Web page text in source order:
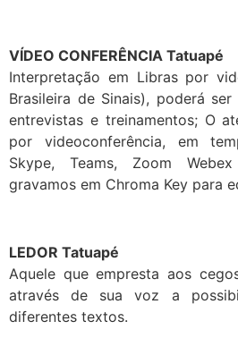
VÍDEO CONFERÊNCIA Tatuapé
Interpretação em Libras por
Brasileira de Sinais), poderá
entrevistas e treinamentos; O
por videoconferência, em
Skype, Teams, Zoom
gravamos em Chroma Key para
LEDOR Tatuapé
Aquele que empresta aos
através de sua voz a
diferentes textos.